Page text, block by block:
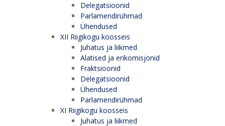
Delegatsioonid
Parlamendirühmad
Ühendused
XII Riigikogu koosseis
Juhatus ja liikmed
Alatised ja erikomisjonid
Fraktsioonid
Delegatsioonid
Ühendused
Parlamendirühmad
XI Riigikogu koosseis
Juhatus ja liikmed